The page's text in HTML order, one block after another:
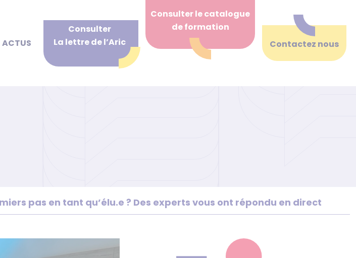
ACTUS
Consulter
La lettre de l’Aric
Consulter le catalogue
de formation
Contactez nous
pas en tant qu’élu.e ? Des experts vous ont répondu en direct